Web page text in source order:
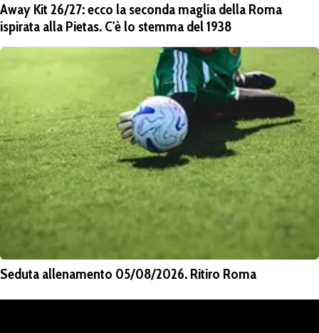
Away Kit 26/27: ecco la seconda maglia della Roma
ispirata alla Pietas. C'è lo stemma del 1938
Seduta allenamento 05/08/2026. Ritiro Roma